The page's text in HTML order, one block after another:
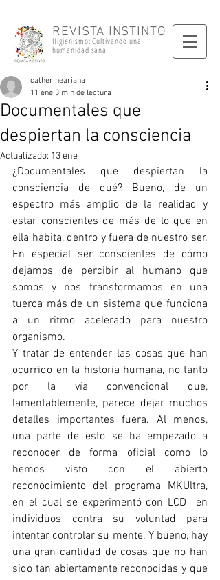
REVISTA INSTINTO
Higienismo: Cultivando una
humanidad sana
Documentales que
despiertan la consciencia
catherineariana
11 ene 3 min de lectura
Actualizado: 13 ene
¿Documentales que despiertan la
consciencia de qué? Bueno, de un
espectro más amplio de la realidad y
estar conscientes de más de lo que en
ella habita, dentro y fuera de nuestro ser.
En especial ser conscientes de cómo
dejamos de percibir al humano que
somos y nos transformamos en una
tuerca más de un sistema que funciona
a un ritmo acelerado para nuestro
organismo.
Y tratar de entender las cosas que han
ocurrido en la historia humana, no tanto
por la vía convencional que,
lamentablemente, parece dejar muchos
detalles importantes fuera. Al menos,
una parte de esto se ha empezado a
reconocer de forma oficial como lo
hemos visto con el abierto
reconocimiento del programa MKUltra,
en el cual se experimentó con LCD  en
individuos contra su voluntad para
intentar controlar su mente. Y bueno, hay
una gran cantidad de cosas que no han
sido tan abiertamente reconocidas y que